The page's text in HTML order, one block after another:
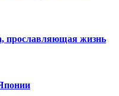
прославляющая жизнь